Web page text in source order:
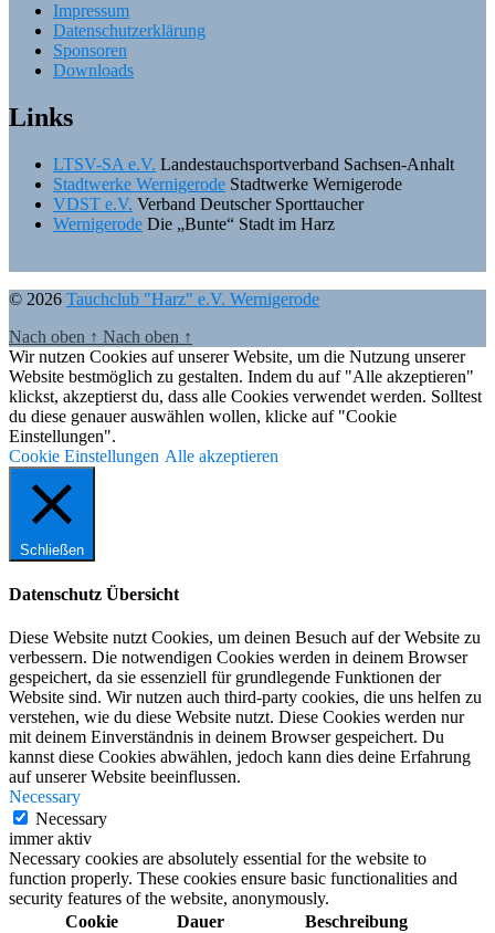
Impressum
Datenschutzerklärung
Sponsoren
Downloads
Links
LTSV-SA e.V. Landestauchsportverband Sachsen-Anhalt
Stadtwerke Wernigerode Stadtwerke Wernigerode
VDST e.V. Verband Deutscher Sporttaucher
Wernigerode Die „Bunte“ Stadt im Harz
© 2026 Tauchclub "Harz" e.V. Wernigerode
Nach oben ↑ Nach oben ↑
Wir nutzen Cookies auf unserer Website, um die Nutzung unserer
Website bestmöglich zu gestalten. Indem du auf "Alle akzeptieren"
klickst, akzeptierst du, dass alle Cookies verwendet werden. Solltest
du diese genauer auswählen wollen, klicke auf "Cookie
Einstellungen".
Cookie Einstellungen Alle akzeptieren
Schließen
Datenschutz Übersicht
Diese Website nutzt Cookies, um deinen Besuch auf der Website zu
verbessern. Die notwendigen Cookies werden in deinem Browser
gespeichert, da sie essenziell für grundlegende Funktionen der
Website sind. Wir nutzen auch third-party cookies, die uns helfen zu
verstehen, wie du diese Website nutzt. Diese Cookies werden nur
mit deinem Einverständnis in deinem Browser gespeichert. Du
kannst diese Cookies abwählen, jedoch kann dies deine Erfahrung
auf unserer Website beeinflussen.
Necessary
Necessary
immer aktiv
Necessary cookies are absolutely essential for the website to
function properly. These cookies ensure basic functionalities and
security features of the website, anonymously.
Cookie
Dauer Beschreibung